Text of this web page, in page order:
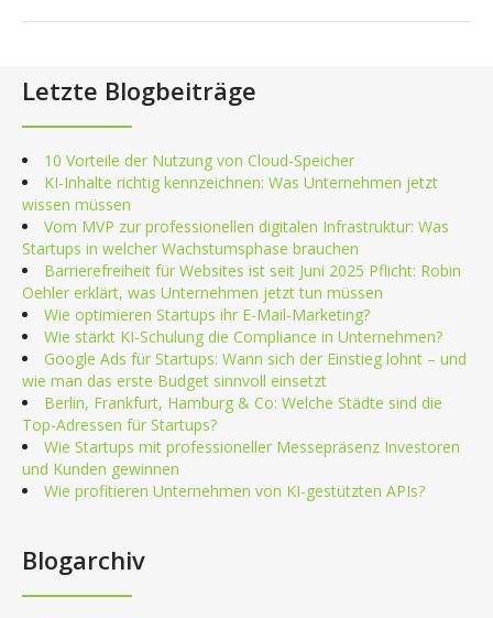
Letzte Blogbeiträge
10 Vorteile der Nutzung von Cloud-Speicher
KI-Inhalte richtig kennzeichnen: Was Unternehmen jetzt
wissen müssen
Vom MVP zur professionellen digitalen Infrastruktur: Was
Startups in welcher Wachstumsphase brauchen
Barrierefreiheit für Websites ist seit Juni 2025 Pflicht: Robin
Oehler erklärt, was Unternehmen jetzt tun müssen
Wie optimieren Startups ihr E-Mail-Marketing?
Wie stärkt KI-Schulung die Compliance in Unternehmen?
Google Ads für Startups: Wann sich der Einstieg lohnt – und
wie man das erste Budget sinnvoll einsetzt
Berlin, Frankfurt, Hamburg & Co: Welche Städte sind die
Top-Adressen für Startups?
Wie Startups mit professioneller Messepräsenz Investoren
und Kunden gewinnen
Wie profitieren Unternehmen von KI-gestützten APIs?
Blogarchiv